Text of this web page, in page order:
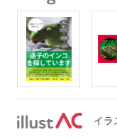
イラ